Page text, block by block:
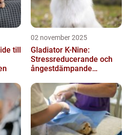
till
02 november 2025
Gladiator K-Nine:
Stressreducerande och
ångestdämpande